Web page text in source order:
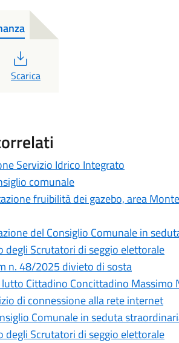
PDF
Scarica
Servizio Idrico Integrato
comunale
fruibilità dei gazebo, area
del Consiglio Comunale in
degli Scrutatori di seggio elettorale
n. 48/2025 divieto di sosta
Cittadino Concittadino
di connessione alla rete internet
Comunale in seduta
degli Scrutatori di seggio elettorale